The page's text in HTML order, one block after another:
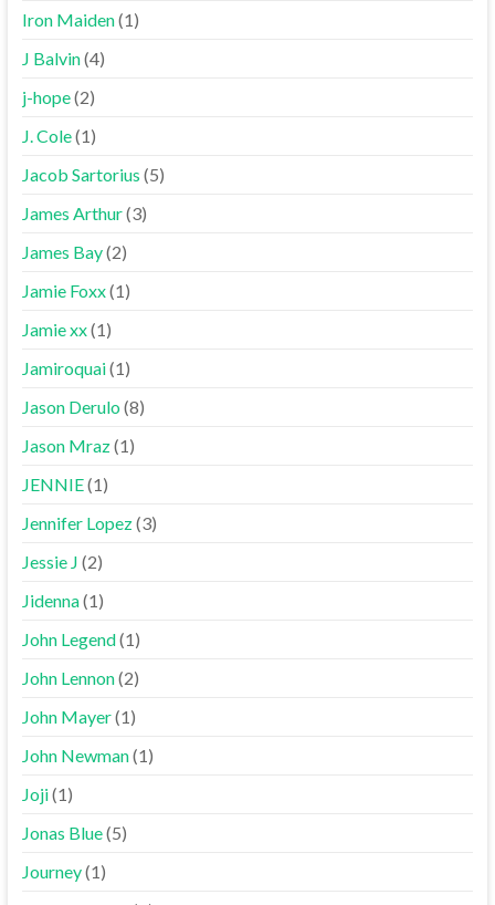
Iron Maiden(1)
J Balvin(4)
j-hope(2)
J. Cole(1)
Jacob Sartorius (5)
James Arthur(3)
James Bay(2)
Jamie Foxx(1)
Jamie xx(1)
Jamiroquai(1)
Jason Derulo(8)
Jason Mraz(1)
JENNIE(1)
Jennifer Lopez(3)
Jessie J (2)
Jidenna(1)
John Legend(1)
John Lennon(2)
John Mayer(1)
John Newman(1)
Joji(1)
Jonas Blue(5)
Journey(1)